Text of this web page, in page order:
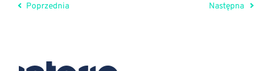
Poprzednia Następna